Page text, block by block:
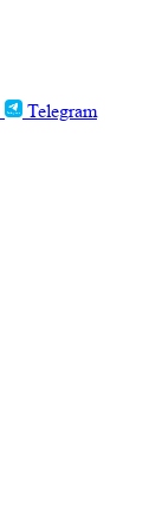
Telegram